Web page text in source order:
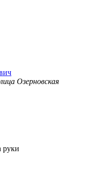
Озерновская
руки